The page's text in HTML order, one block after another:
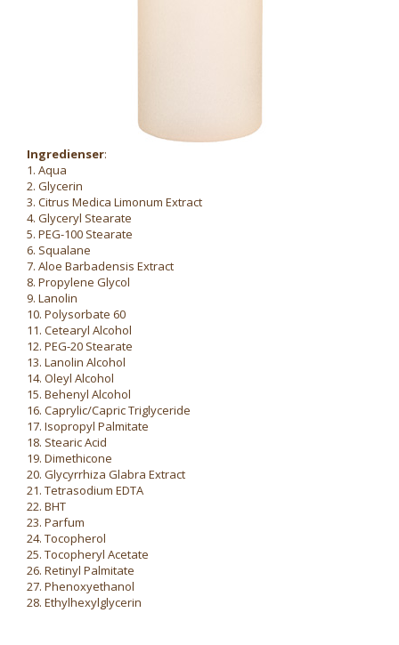
Ingredienser:
1. Aqua
2. Glycerin
3. Citrus Medica Limonum Extract
4. Glyceryl Stearate
5. PEG-100 Stearate
6. Squalane
7. Aloe Barbadensis Extract
8. Propylene Glycol
9. Lanolin
10. Polysorbate 60
11. Cetearyl Alcohol
12. PEG-20 Stearate
13. Lanolin Alcohol
14. Oleyl Alcohol
15. Behenyl Alcohol
16. Caprylic/Capric Triglyceride
17. Isopropyl Palmitate
18. Stearic Acid
19. Dimethicone
20. Glycyrrhiza Glabra Extract
21. Tetrasodium EDTA
22. BHT
23. Parfum
24. Tocopherol
25. Tocopheryl Acetate
26. Retinyl Palmitate
27. Phenoxyethanol
28. Ethylhexylglycerin